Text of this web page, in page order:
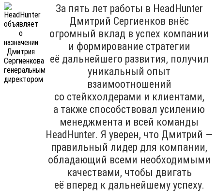
За пять лет работы в HeadHunter
Дмитрий Сергиенков внёс
огромный вклад в успех компании
и формирование стратегии
её дальнейшего развития, получил
уникальный опыт
взаимоотношений
со стейкхолдерами и клиентами,
а также способствовал усилению
менеджмента и всей команды
HeadHunter. Я уверен, что Дмитрий —
правильный лидер для компании,
обладающий всеми необходимыми
качествами, чтобы двигать
её вперед к дальнейшему успеху.